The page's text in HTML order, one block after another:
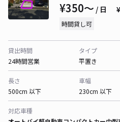
¥350〜 / 日
時間貸し可
貸出時間
24時間営業
タイプ
平置き
長さ
500cm 以下
車幅
230cm 以下
対応車種